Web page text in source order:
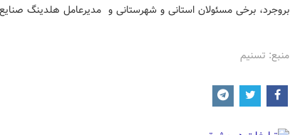
بروجرد، برخی مسئولان استانی و شهرستانی و مدیرعامل هلدینگ
منبع: تسنیم